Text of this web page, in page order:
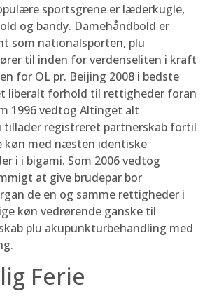
sportsgrene er læderkugle,
og bandy. Damehåndbold er
som nationalsporten, plu
til inden for verdenseliten i kraft
for OL pr. Beijing 2008 i bedste
liberalt forhold til rettigheder foran
1996 vedtog Altinget alt
tillader registreret partnerskab fortil
køn med næsten identiske
i i bigami. Som 2006 vedtog
at give brudepar bor
de en og samme rettigheder i
køn vedrørende ganske til
plu akupunkturbehandling med
Ferie